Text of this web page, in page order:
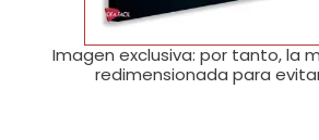
Imagen exclusiva: por tanto, la
redimensionada para